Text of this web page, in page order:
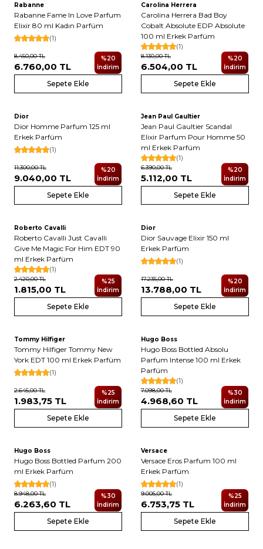
Yeni
Rabanne
Rabanne Fame In Love Parfum
Elixir 80 ml Kadın Parfüm
(1)
8.450,00TL
6.760,00 TL
%20
İndirim
Sepete Ekle
Yeni
Carolina Herrera
Carolina Herrera Bad Boy
Cobalt Absolute EDP Absolute
100 ml Erkek Parfüm
(1)
8.130,00TL
6.504,00 TL
%20
İndirim
Sepete Ekle
Yeni
Dior
Dior Homme Parfum 125 ml
Erkek Parfüm
(1)
11.300,00TL
9.040,00 TL
%20
İndirim
Sepete Ekle
Yeni
Jean Paul Gaultier
Jean Paul Gaultier Scandal
Elixir Parfum Pour Homme 50
ml Erkek Parfüm
(1)
6.390,00TL
5.112,00 TL
%20
İndirim
Sepete Ekle
Roberto Cavalli
Roberto Cavalli Just Cavalli
Give Me Magic For Him EDT 90
ml Erkek Parfüm
(1)
2.420,00TL
1.815,00 TL
%25
İndirim
Sepete Ekle
Yeni
Dior
Dior Sauvage Elixir 150 ml
Erkek Parfüm
(1)
17.235,00TL
13.788,00 TL
%20
İndirim
Sepete Ekle
Tommy Hilfiger
Tommy Hilfiger Tommy New
York EDT 100 ml Erkek Parfüm
(1)
2.645,00TL
1.983,75 TL
%25
İndirim
Sepete Ekle
Hugo Boss
Hugo Boss Bottled Absolu
Parfum Intense 100 ml Erkek
Parfüm
(1)
7.098,00TL
4.968,60 TL
%30
İndirim
Sepete Ekle
Hugo Boss
Hugo Boss Bottled Parfum 200
ml Erkek Parfüm
(1)
8.948,00TL
6.263,60 TL
%30
İndirim
Sepete Ekle
Versace
Versace Eros Parfum 100 ml
Erkek Parfüm
(1)
9.005,00TL
6.753,75 TL
%25
İndirim
Sepete Ekle